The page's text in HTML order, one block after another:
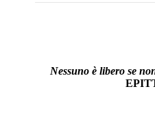
Nessuno è libero se